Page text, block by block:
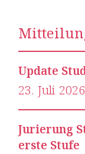
Update
23. Juli 2026
Jurierung
erste Stufe